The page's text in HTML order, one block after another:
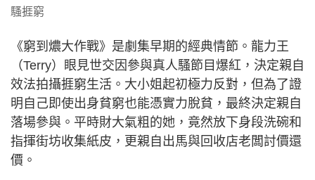
騷捱窮
《窮到燶大作戰》是劇集早期的經典情節。龍力王
（Terry）眼見世交因參與真人騷節目爆紅，決定親自
效法拍攝捱窮生活。大小姐起初極力反對，但為了證
明自己即使出身貧窮也能憑實力脫貧，最終決定親自
落場參與。平時財大氣粗的她，竟然放下身段洗碗和
指揮街坊收集紙皮，更親自出馬與回收店老闆討價還
價。